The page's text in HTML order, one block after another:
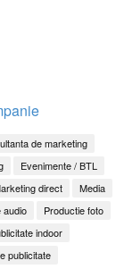
de marketing
Evenimente / BTL
direct
Media
audio
Productie foto
indoor
publicitate